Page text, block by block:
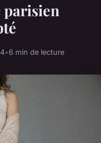
parisien
•6 min de lecture